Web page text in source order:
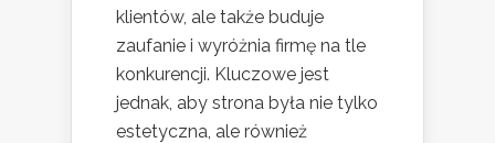
klientów, ale także buduje
zaufanie i wyróżnia firmę na tle
konkurencji. Kluczowe jest
jednak, aby strona była nie tylko
estetyczna, ale również